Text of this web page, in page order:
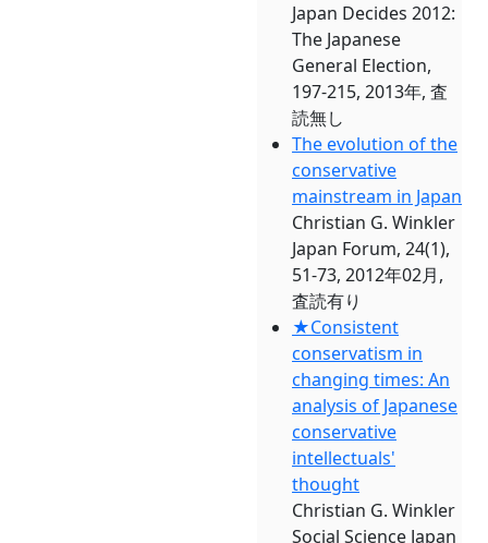
Japan Decides 2012:
The Japanese
General Election,
197-215, 2013年, 査
読無し
The evolution of the
conservative
mainstream in Japan
Christian G. Winkler
Japan Forum, 24(1),
51-73, 2012年02月,
査読有り
★Consistent
conservatism in
changing times: An
analysis of Japanese
conservative
intellectuals'
thought
Christian G. Winkler
Social Science Japan